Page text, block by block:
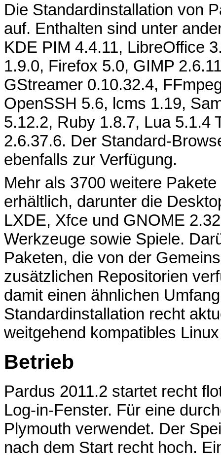
Die Standardinstallation von
auf. Enthalten sind unter
KDE PIM 4.4.11, LibreOffice
1.9.0, Firefox 5.0, GIMP
GStreamer 0.10.32.4,
OpenSSH 5.6, lcms 1.19,
5.12.2, Ruby 1.8.7, Lua 5.1.4
2.6.37.6. Der Standard-
ebenfalls zur Verfügung.
Mehr als 3700 weitere
erhältlich, darunter die
LXDE, Xfce und GNOME
Werkzeuge sowie Spiele.
Paketen, die von der
zusätzlichen Repositorien
damit einen ähnlichen
Standardinstallation recht
weitgehend kompatibles
Betrieb
Pardus 2011.2 startet recht
Log-in-Fenster. Für eine
Plymouth verwendet. Der
nach dem Start recht hoch.